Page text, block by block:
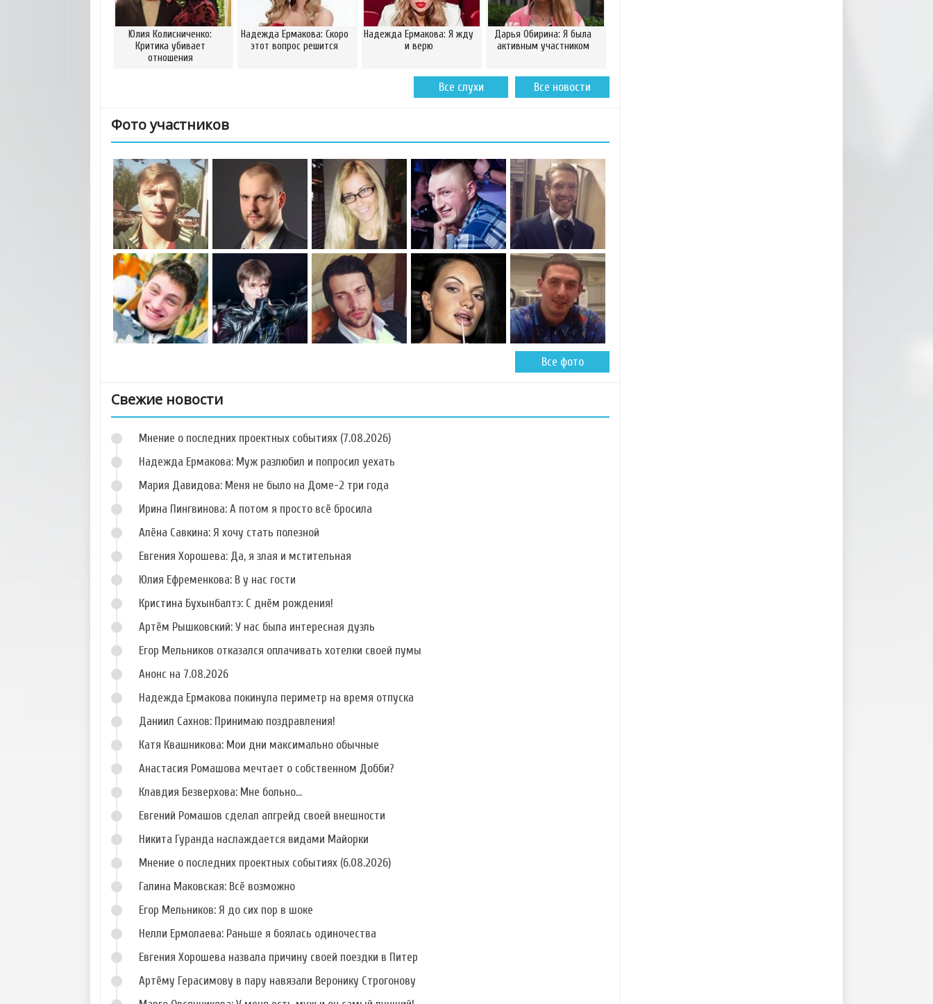
Юлия Колисниченко:
Критика убивает
отношения
Надежда Ермакова: Скоро
этот вопрос решится
Надежда Ермакова: Я жду
и верю
Дарья Обирина: Я была
активным участником
Все новости
Все слухи
Фото участников
Фото Егора Рыбина Фото Артура Боева
Фото Наталии
Фото Александра
Задойнова
Фото Георгия
Малиновского
Фото Артура
Рипенко
Все фото
Свежие новости
Мнение о последних проектных событиях (7.08.2026)
Надежда Ермакова: Муж разлюбил и попросил уехать
Мария Давидова: Меня не было на Доме-2 три года
Ирина Пингвинова: А потом я просто всё бросила
Алёна Савкина: Я хочу стать полезной
Евгения Хорошева: Да, я злая и мстительная
Юлия Ефременкова: В у нас гости
Кристина Бухынбалтэ: С днём рождения!
Артём Рышковский: У нас была интересная дуэль
Егор Мельников отказался оплачивать хотелки своей пумы
Анонс на 7.08.2026
Надежда Ермакова покинула периметр на время отпуска
Даниил Сахнов: Принимаю поздравления!
Катя Квашникова: Мои дни максимально обычные
Анастасия Ромашова мечтает о собственном Добби?
Клавдия Безверхова: Мне больно...
Евгений Ромашов сделал апгрейд своей внешности
Никита Гуранда наслаждается видами Майорки
Мнение о последних проектных событиях (6.08.2026)
Галина Маковская: Всё возможно
Егор Мельников: Я до сих пор в шоке
Нелли Ермолаева: Раньше я боялась одиночества
Евгения Хорошева назвала причину своей поездки в Питер
Артёму Герасимову в пару навязали Веронику Строгонову